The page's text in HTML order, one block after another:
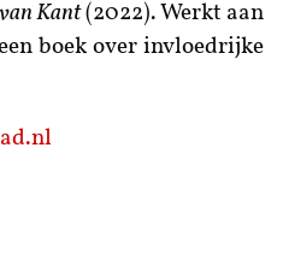
Kant (2022). Werkt aan
boek over invloedrijke